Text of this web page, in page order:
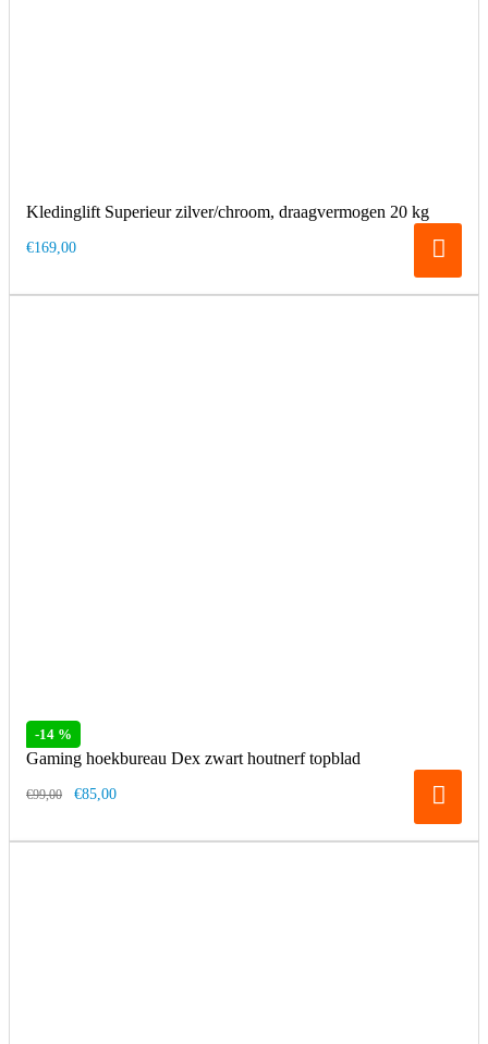
Kledinglift Superieur zilver/chroom, draagvermogen 20 kg
€169,00
-14 %
Gaming hoekbureau Dex zwart houtnerf topblad
€99,00 €85,00